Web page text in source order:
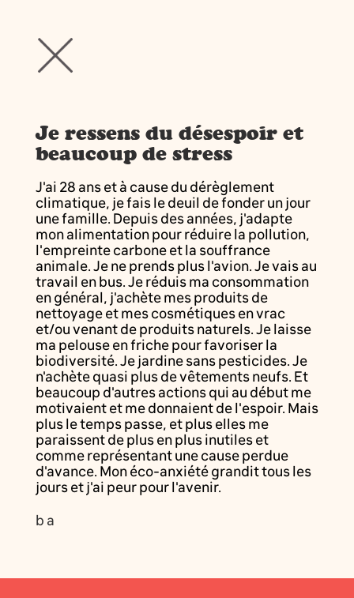
Je ressens du désespoir et
beaucoup de stress
J'ai 28 ans et à cause du dérèglement
climatique, je fais le deuil de fonder un jour
une famille. Depuis des années, j'adapte
mon alimentation pour réduire la pollution,
l'empreinte carbone et la souffrance
animale. Je ne prends plus l'avion. Je vais au
travail en bus. Je réduis ma consommation
en général, j'achète mes produits de
nettoyage et mes cosmétiques en vrac
et/ou venant de produits naturels. Je laisse
ma pelouse en friche pour favoriser la
biodiversité. Je jardine sans pesticides. Je
n'achète quasi plus de vêtements neufs. Et
beaucoup d'autres actions qui au début me
motivaient et me donnaient de l'espoir. Mais
plus le temps passe, et plus elles me
paraissent de plus en plus inutiles et
comme représentant une cause perdue
d'avance. Mon éco-anxiété grandit tous les
jours et j'ai peur pour l'avenir.
b a